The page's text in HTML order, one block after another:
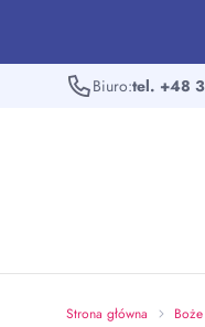
Biuro:tel. +48
Strona główna